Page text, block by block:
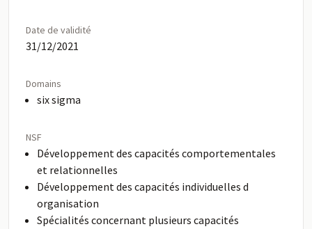
Date de validité
31/12/2021
Domains
six sigma
NSF
Développement des capacités comportementales
et relationnelles
Développement des capacités individuelles d
organisation
Spécialités concernant plusieurs capacités